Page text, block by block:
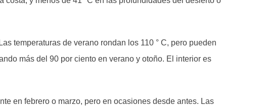
temperaturas de verano rondan los 110 ° C, pero pueden
más del 90 por ciento en verano y otoño. El interior es
en febrero o marzo, pero en ocasiones desde antes. Las